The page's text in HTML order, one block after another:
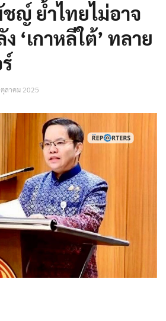
ญ์ ย้ำไทยไม่อาจ
‘เกาหลีใต้’ ทลาย
ลาคม 2025